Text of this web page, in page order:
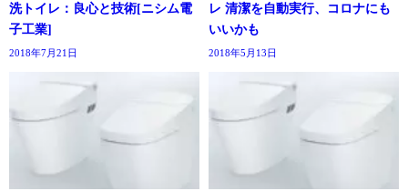
洗トイレ：良心と技術[ニシム電
子工業]
2018年7月21日
レ 清潔を自動実行、コロナにも
いいかも
2018年5月13日